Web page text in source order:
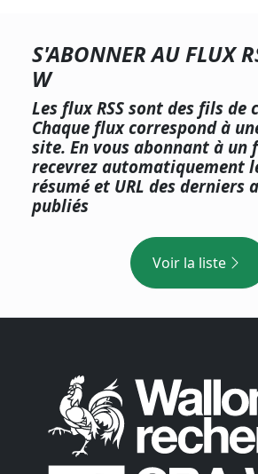
S'ABONNER AU FLUX
W
Les flux RSS sont des fils de
Chaque flux correspond à
site. En vous abonnant à un
recevrez automatiquement
résumé et URL des derniers
publiés
Voir la liste